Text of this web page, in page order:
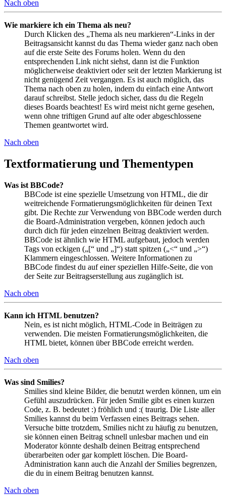
Nach oben
Wie markiere ich ein Thema als neu?
Durch Klicken des „Thema als neu markieren“-Links in der
Beitragsansicht kannst du das Thema wieder ganz nach oben
auf die erste Seite des Forums holen. Wenn du den
entsprechenden Link nicht siehst, dann ist die Funktion
möglicherweise deaktiviert oder seit der letzten Markierung ist
nicht genügend Zeit vergangen. Es ist auch möglich, das
Thema nach oben zu holen, indem du einfach eine Antwort
darauf schreibst. Stelle jedoch sicher, dass du die Regeln
dieses Boards beachtest! Es wird meist nicht gerne gesehen,
wenn ohne triftigen Grund auf alte oder abgeschlossene
Themen geantwortet wird.
Nach oben
Textformatierung und Thementypen
Was ist BBCode?
BBCode ist eine spezielle Umsetzung von HTML, die dir
weitreichende Formatierungsmöglichkeiten für deinen Text
gibt. Die Rechte zur Verwendung von BBCode werden durch
die Board-Administration vergeben, können jedoch auch
durch dich für jeden einzelnen Beitrag deaktiviert werden.
BBCode ist ähnlich wie HTML aufgebaut, jedoch werden
Tags von eckigen („[“ und „]“) statt spitzen („<“ und „>“)
Klammern eingeschlossen. Weitere Informationen zu
BBCode findest du auf einer speziellen Hilfe-Seite, die von
der Seite zur Beitragserstellung aus zugänglich ist.
Nach oben
Kann ich HTML benutzen?
Nein, es ist nicht möglich, HTML-Code in Beiträgen zu
verwenden. Die meisten Formatierungsmöglichkeiten, die
HTML bietet, können über BBCode erreicht werden.
Nach oben
Was sind Smilies?
Smilies sind kleine Bilder, die benutzt werden können, um ein
Gefühl auszudrücken. Für jeden Smilie gibt es einen kurzen
Code, z. B. bedeutet :) fröhlich und :( traurig. Die Liste aller
Smilies kannst du beim Verfassen eines Beitrags sehen.
Versuche bitte trotzdem, Smilies nicht zu häufig zu benutzen,
sie können einen Beitrag schnell unlesbar machen und ein
Moderator könnte deshalb deinen Beitrag entsprechend
überarbeiten oder gar komplett löschen. Die Board-
Administration kann auch die Anzahl der Smilies begrenzen,
die du in einem Beitrag benutzen kannst.
Nach oben